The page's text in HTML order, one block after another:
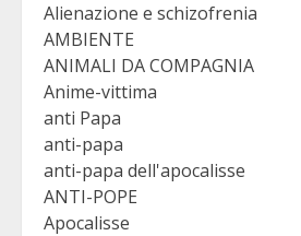
Alienazione e schizofrenia
AMBIENTE
ANIMALI DA COMPAGNIA
Anime-vittima
anti Papa
anti-papa
anti-papa dell'apocalisse
ANTI-POPE
Apocalisse